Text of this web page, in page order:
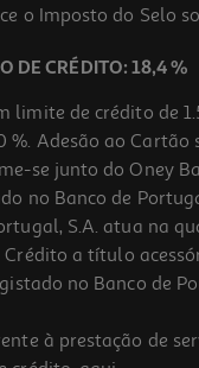
o Imposto do Selo
DE CRÉDITO: 18,4 %
limite de crédito de
%. Adesão ao Cartão
se junto do Oney
no Banco de
S.A. atua na
a título
no Banco de
à prestação de